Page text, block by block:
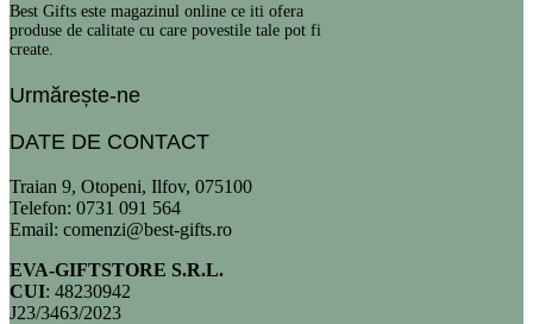
Best Gifts este magazinul online ce iti ofera
produse de calitate cu care povestile tale pot fi
create.
Urmărește-ne
DATE DE CONTACT
Traian 9, Otopeni, Ilfov, 075100
Telefon: 0731 091 564
Email: comenzi@best-gifts.ro
EVA-GIFTSTORE S.R.L.
CUI: 48230942
J23/3463/2023